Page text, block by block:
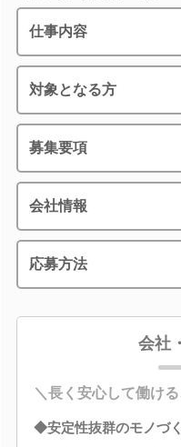
仕事内容
対象となる方
募集要項
会社情報
応募方法
会社
＼長く安心して働け
◆安定性抜群のモノづ